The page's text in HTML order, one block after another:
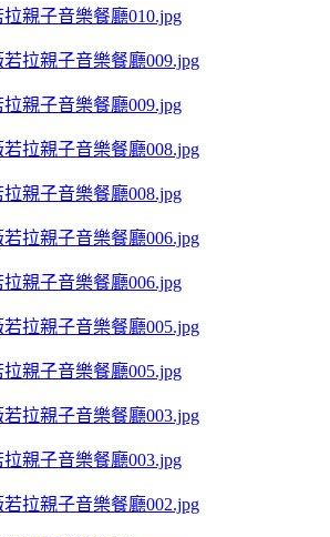
拉親子音樂餐廳010.jpg
拉親子音樂餐廳009.jpg
拉親子音樂餐廳008.jpg
拉親子音樂餐廳006.jpg
拉親子音樂餐廳005.jpg
拉親子音樂餐廳003.jpg